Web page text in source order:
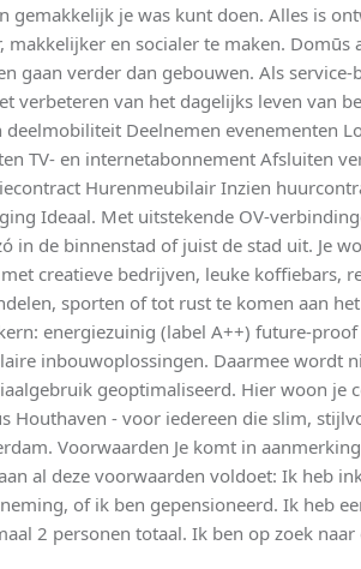
gemakkelijk je was kunt doen. Alles is
makkelijker en socialer te maken. Domūs
gaan verder dan gebouwen. Als
verbeteren van het dagelijks leven van
deelmobiliteit Deelnemen evenementen
TV- en internetabonnement Afsluiten
Hurenmeubilair Inzien
Ideaal. Met uitstekende OV-
in de binnenstad of juist de stad uit. Je
creatieve bedrijven, leuke koffiebars,
sporten of tot rust te komen aan
energiezuinig (label A++) future-
inbouwoplossingen. Daarmee wordt
geoptimaliseerd. Hier woon je
Houthaven - voor iedereen die slim,
Voorwaarden Je komt in
al deze voorwaarden voldoet: Ik heb
of ik ben gepensioneerd. Ik heb
2 personen totaal. Ik ben op zoek